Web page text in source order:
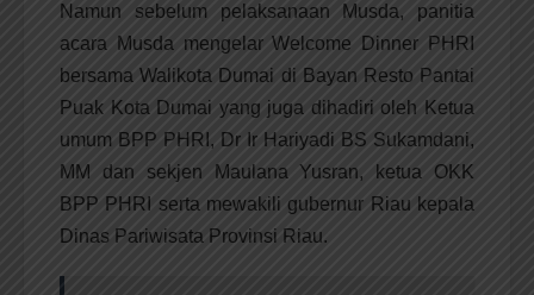
Namun sebelum pelaksanaan Musda, panitia
acara Musda mengelar Welcome Dinner PHRI
bersama Walikota Dumai di Bayan Resto Pantai
Puak Kota Dumai yang juga dihadiri oleh Ketua
umum BPP PHRI, Dr Ir Hariyadi BS Sukamdani,
MM dan sekjen Maulana Yusran, ketua OKK
BPP PHRI serta mewakili gubernur Riau kepala
Dinas Pariwisata Provinsi Riau.